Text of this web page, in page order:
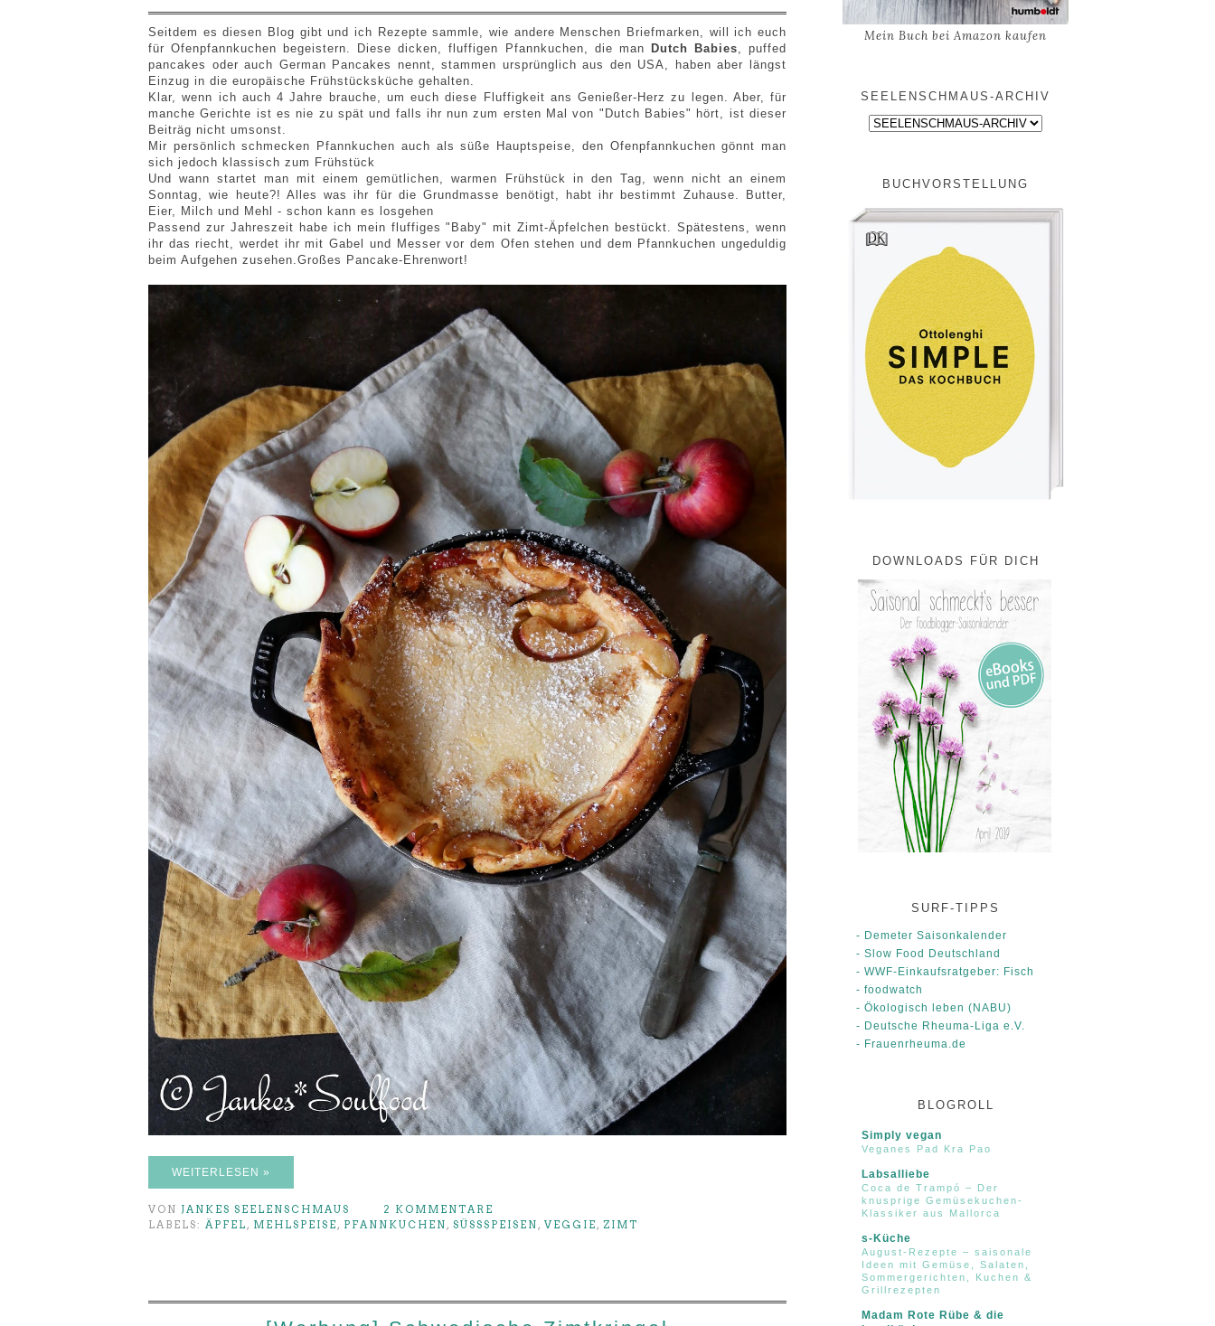
Seitdem es diesen Blog gibt und ich Rezepte sammle, wie andere Menschen Briefmarken, will ich euch
für Ofenpfannkuchen begeistern. Diese dicken, fluffigen Pfannkuchen, die man
Dutch Babies , puffed
pancakes oder auch German Pancakes nennt, stammen ursprünglich aus den USA, haben aber längst
Einzug in die europäische Frühstücksküche gehalten.
Klar, wenn ich auch 4 Jahre brauche, um euch diese Fluffigkeit ans Genießer-Herz zu legen. Aber, für
manche Gerichte ist es nie zu spät und falls ihr nun zum ersten Mal von "Dutch Babies" hört, ist dieser
Beiträg nicht umsonst.
Mir persönlich schmecken Pfannkuchen auch als süße Hauptspeise, den Ofenpfannkuchen gönnt man
sich jedoch klassisch zum Frühstück
Und wann startet man mit einem gemütlichen, warmen Frühstück in den Tag, wenn nicht an einem
Sonntag, wie heute?! Alles was ihr für die Grundmasse benötigt, habt ihr bestimmt Zuhause. Butter,
Eier, Milch und Mehl - schon kann es losgehen
Passend zur Jahreszeit habe ich mein fluffiges "Baby" mit Zimt-Äpfelchen bestückt. Spätestens, wenn
ihr das riecht, werdet ihr mit Gabel und Messer vor dem Ofen stehen und dem Pfannkuchen ungeduldig
beim Aufgehen zusehen.Großes Pancake-Ehrenwort!
WEITERLESEN »
VON JANKES SEELENSCHMAUS
2 KOMMENTARE
LABELS: ÄPFEL, MEHLSPEISE, PFANNKUCHEN, SÜSSSPEISEN , VEGGIE, ZIMT
Mein Buch bei Amazon kaufen
SEELENSCHMAUS-ARCHIV
BUCHVORSTELLUNG
DOWNLOADS FÜR DICH
SURF-TIPPS
- Demeter Saisonkalender
- Slow Food Deutschland
- WWF-Einkaufsratgeber: Fisch
- foodwatch
- Ökologisch leben (NABU)
- Deutsche Rheuma-Liga e.V.
- Frauenrheuma.de
BLOGROLL
Simply vegan
Veganes Pad Kra Pao
Labsalliebe
Coca de Trampó – Der
knusprige Gemüsekuchen-
Klassiker aus Mallorca
s-Küche
August-Rezepte – saisonale
Ideen mit Gemüse, Salaten,
Sommergerichten, Kuchen &
Grillrezepten
Madam Rote Rübe & die